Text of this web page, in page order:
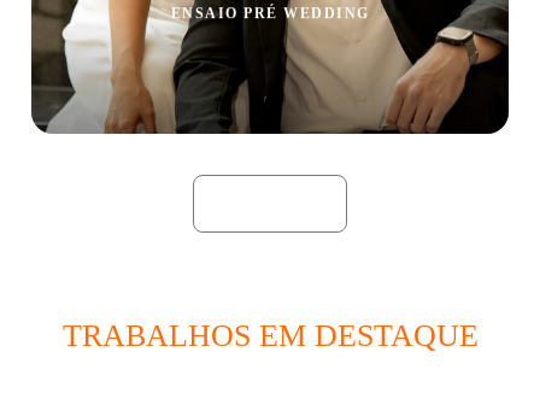
ENSAIO PRÉ WEDDING
TRABALHOS EM DESTAQUE